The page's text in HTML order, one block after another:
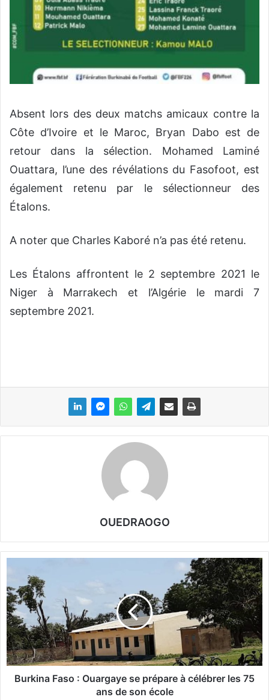
Absent lors des deux matchs amicaux contre la
Côte d’Ivoire et le Maroc, Bryan Dabo est de
retour dans la sélection. Mohamed Laminé
Ouattara, l’une des révélations du Fasofoot, est
également retenu par le sélectionneur des
Étalons.
A noter que Charles Kaboré n’a pas été retenu.
Les Étalons affrontent le 2 septembre 2021 le
Niger à Marrakech et l’Algérie le mardi 7
septembre 2021.
OUEDRAOGO
r
k
i
n
a
F
a
Burkina Faso : Ouargaye se prépare à célébrer les 75
ans de son école